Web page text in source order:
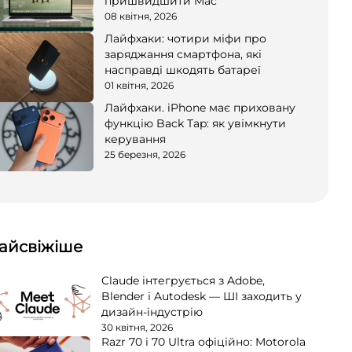
08 квітня, 2026
Лайфхаки: чотири міфи про
заряджання смартфона, які
насправді шкодять батареї
01 квітня, 2026
Лайфхаки. iPhone має приховану
функцію Back Tap: як увімкнути
керування
25 березня, 2026
Claude інтегрується з Adobe,
Blender і Autodesk — ШІ заходить у
дизайн-індустрію
30 квітня, 2026
Razr 70 і 70 Ultra офіційно: Motorola